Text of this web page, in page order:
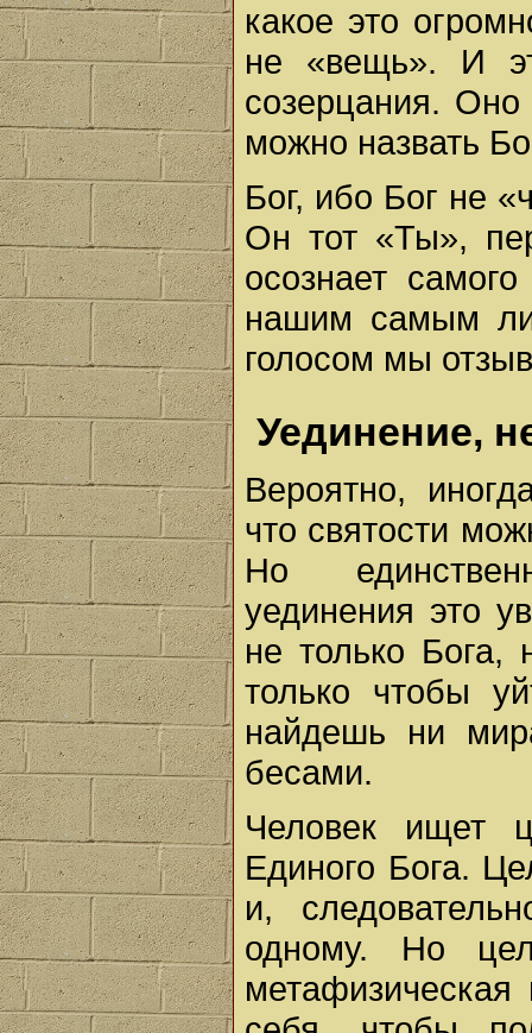
какое это
не «вещь». И
созерцания. Оно
можно назвать
Бог, ибо Бог не
Он тот «Ты»,
осознает
нашим самым
голосом мы
Уединение,
Вероятно,
что святости
Но
уединения это
не только
только чтобы
найдешь ни
бесами.
Человек ищет
Единого Бога.
и,
одному. Но
метафизическая